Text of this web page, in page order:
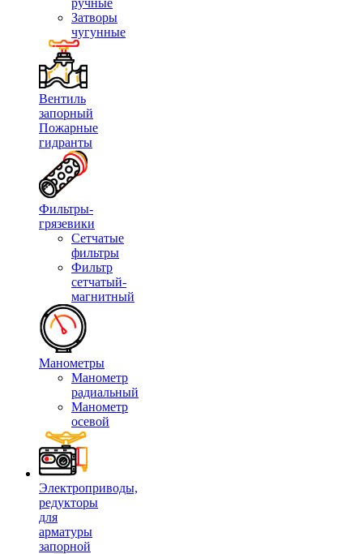
ручные
Затворы
чугунные
Вентиль
запорный
Пожарные
гидранты
Фильтры-
грязевики
Сетчатые
фильтры
Фильтр
сетчатый-
магнитный
Манометры
Манометр
радиальный
Манометр
осевой
Электроприводы,
редукторы
для
арматуры
запорной